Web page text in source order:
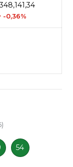
-0,36%
54